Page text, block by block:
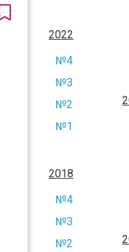
2022
№4
№3
№2
№1
2018
№4
№3
№2